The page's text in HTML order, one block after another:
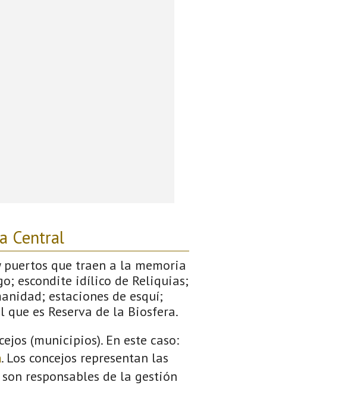
Central
puertos que traen a la memoria
escondite idílico de Reliquias;
estaciones de esquí;
es Reserva de la Biosfera.
(municipios). En este caso:
. Los concejos representan las
responsables de la gestión